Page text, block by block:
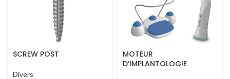
SCREW POST
Divers
MOTEUR
D’IMPLANTOLOGIE